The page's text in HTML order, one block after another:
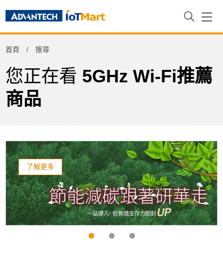
首頁 搜尋
您正在看 5GHz Wi-Fi推薦
商品
了解更多
Product Tag